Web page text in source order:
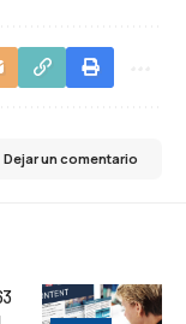
Dejar un comentario